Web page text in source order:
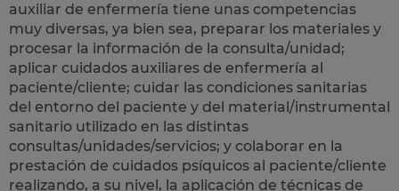
auxiliar de enfermería tiene unas competencias
muy diversas, ya bien sea, preparar los materiales y
procesar la información de la consulta/unidad;
aplicar cuidados auxiliares de enfermería al
paciente/cliente; cuidar las condiciones sanitarias
del entorno del paciente y del material/instrumental
sanitario utilizado en las distintas
consultas/unidades/servicios; y colaborar en la
prestación de cuidados psíquicos al paciente/cliente
realizando, a su nivel, la aplicación de técnicas de